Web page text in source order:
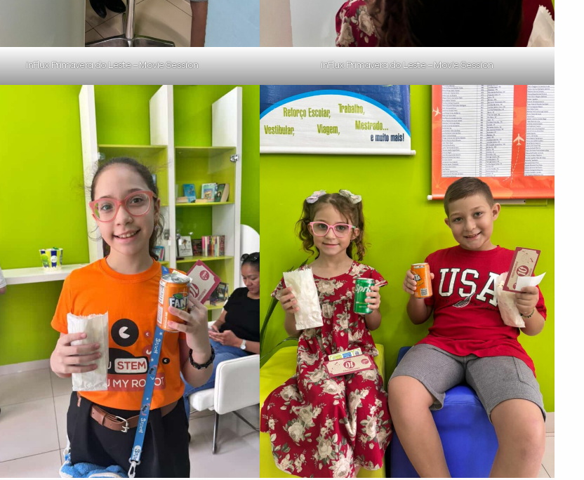
inFlux Primavera do Leste – Movie Session inFlux Primavera do Leste – Movie Session